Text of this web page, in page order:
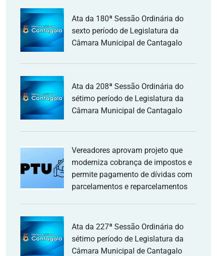
Ata da 180ª Sessão Ordinária do
sexto período de Legislatura da
Câmara Municipal de Cantagalo
Ata da 208ª Sessão Ordinária do
sétimo período de Legislatura da
Câmara Municipal de Cantagalo
Vereadores aprovam projeto que
moderniza cobrança de impostos e
permite pagamento de dívidas com
parcelamentos e reparcelamentos
Ata da 227ª Sessão Ordinária do
sétimo período de Legislatura da
Câmara Municipal de Cantagalo